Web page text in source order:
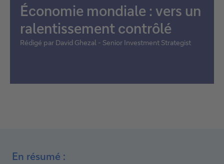
Économie mondiale : vers un
ralentissement contrôlé
Rédigé par David Ghezal - Senior Investment Strategist
En résumé :